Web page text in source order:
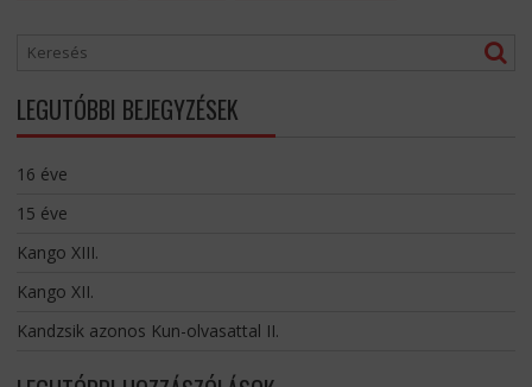
LEGUTÓBBI BEJEGYZÉSEK
16 éve
15 éve
Kango XIII.
Kango XII.
Kandzsik azonos Kun-olvasattal II.